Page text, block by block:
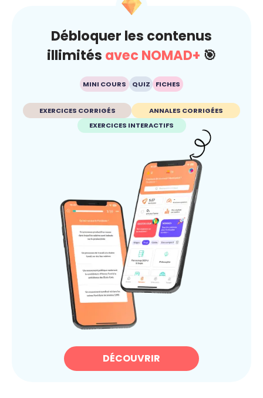
Débloquer les contenus
illimités avec NOMAD+ 🎯
MINI COURS QUIZ FICHES
EXERCICES CORRIGÉS
ANNALES CORRIGÉES
EXERCICES INTERACTIFS
DÉCOUVRIR